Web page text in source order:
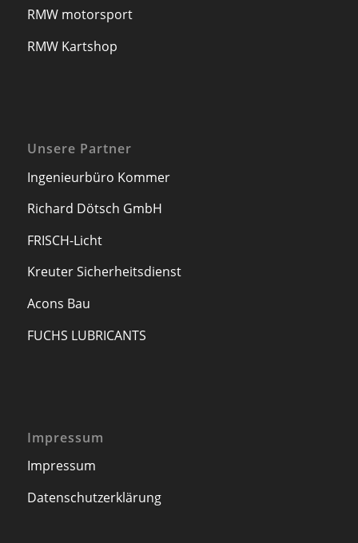
RMW motorsport
RMW Kartshop
Unsere Partner
Ingenieurbüro Kommer
Richard Dötsch GmbH
FRISCH-Licht
Kreuter Sicherheitsdienst
Acons Bau
FUCHS LUBRICANTS
Impressum
Impressum
Datenschutzerklärung